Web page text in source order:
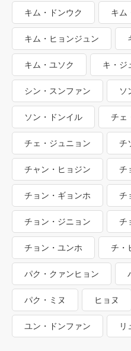
キム・ドンウク キム
キム・ヒョンジュン
キム・ユソク キ・ジ
シン・スンファン ソ
ソン・ドンイル チェ
チェ・ジュニョン チ
チャン・ヒョジン チ
チョン・ギョンホ チ
チョン・ジニョン チ
チョン・ユンホ チ・
パク・クァンヒョン
パク・ミヌ ヒョヌ
ユン・ドンファン リ